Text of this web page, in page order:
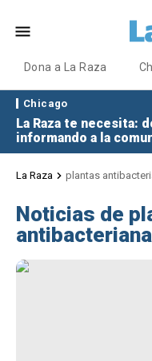
Dona a La Raza
Chicago
La Raza te necesita:
informando a la
La Raza plantas
Noticias de